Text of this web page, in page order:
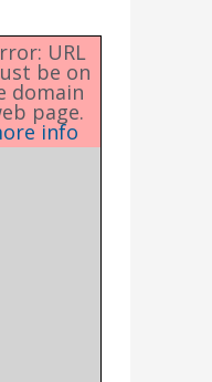
URL
be on
domain
page.
info